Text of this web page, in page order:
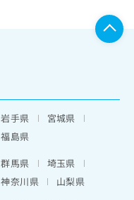
岩手県
宮城県
福島県
群馬県
埼玉県
神奈川県
山梨県